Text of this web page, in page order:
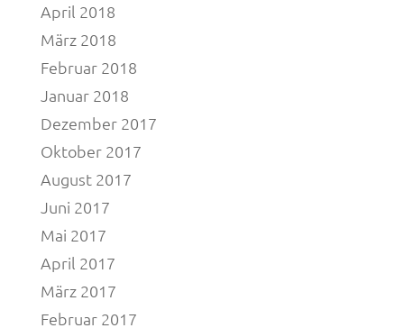
April 2018
März 2018
Februar 2018
Januar 2018
Dezember 2017
Oktober 2017
August 2017
Juni 2017
Mai 2017
April 2017
März 2017
Februar 2017